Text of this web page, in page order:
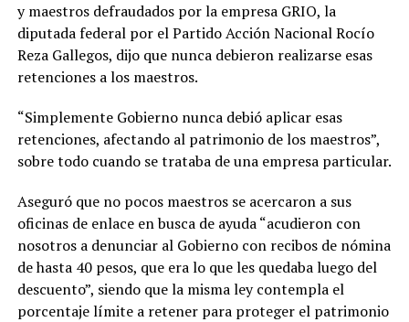
y maestros defraudados por la empresa GRIO, la
diputada federal por el Partido Acción Nacional Rocío
Reza Gallegos, dijo que nunca debieron realizarse esas
retenciones a los maestros.
“Simplemente Gobierno nunca debió aplicar esas
retenciones, afectando al patrimonio de los maestros”,
sobre todo cuando se trataba de una empresa particular.
Aseguró que no pocos maestros se acercaron a sus
oficinas de enlace en busca de ayuda “acudieron con
nosotros a denunciar al Gobierno con recibos de nómina
de hasta 40 pesos, que era lo que les quedaba luego del
descuento”, siendo que la misma ley contempla el
porcentaje límite a retener para proteger el patrimonio